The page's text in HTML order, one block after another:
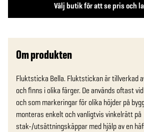
Välj butik för att se pris och
Om produkten
Fluktsticka Bella. Fluktstickan är tillverkad
och finns i olika färger. De används oftast
och som markeringar för olika höjder på
monteras enkelt och vanligtvis vinkelrätt på
stak-/utsättningskäppar med hjälp av en